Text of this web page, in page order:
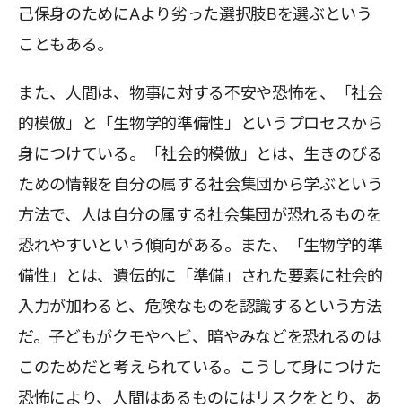
己保身のためにAより劣った選択肢Bを選ぶという
こともある。
また、人間は、物事に対する不安や恐怖を、「社会
的模倣」と「生物学的準備性」というプロセスから
身につけている。「社会的模倣」とは、生きのびる
ための情報を自分の属する社会集団から学ぶという
方法で、人は自分の属する社会集団が恐れるものを
恐れやすいという傾向がある。また、「生物学的準
備性」とは、遺伝的に「準備」された要素に社会的
入力が加わると、危険なものを認識するという方法
だ。子どもがクモやヘビ、暗やみなどを恐れるのは
このためだと考えられている。こうして身につけた
恐怖により、人間はあるものにはリスクをとり、あ